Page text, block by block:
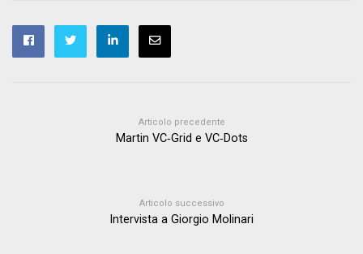
Articolo precedente
Martin VC‑Grid e VC‑Dots
Articolo successivo
Intervista a Giorgio Molinari